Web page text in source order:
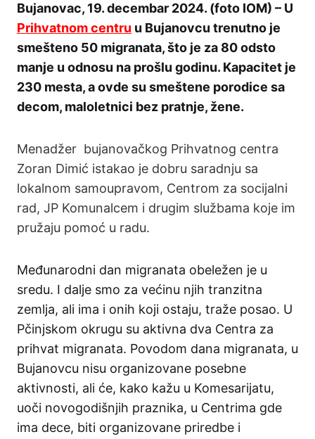
Bujanovac, 19. decembar 2024. (foto IOM) – U
Prihvatnom centru u Bujanovcu trenutno je
smešteno 50 migranata, što je za 80 odsto
manje u odnosu na prošlu godinu. Kapacitet je
230 mesta, a ovde su smeštene porodice sa
decom, maloletnici bez pratnje, žene.
Menadžer bujanovačkog Prihvatnog centra
Zoran Dimić istakao je dobru saradnju sa
lokalnom samoupravom, Centrom za socijalni
rad, JP Komunalcem i drugim službama koje im
pružaju pomoć u radu.
Međunarodni dan migranata obeležen je u
sredu. I dalje smo za većinu njih tranzitna
zemlja, ali ima i onih koji ostaju, traže posao. U
Pčinjskom okrugu su aktivna dva Centra za
prihvat migranata. Povodom dana migranata, u
Bujanovcu nisu organizovane posebne
aktivnosti, ali će, kako kažu u Komesarijatu,
uoči novogodišnjih praznika, u Centrima gde
ima dece, biti organizovane priredbe i